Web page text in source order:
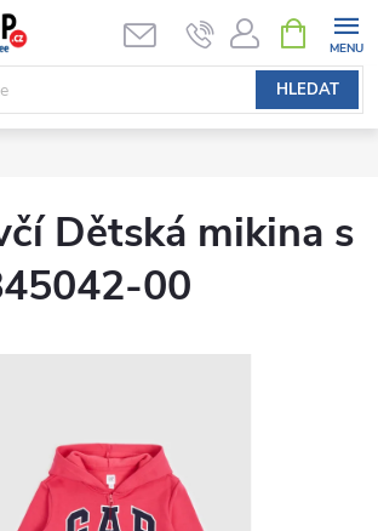
HLEDAT
NÁKUPNÍ
KOŠÍK
Dětská mikina s
00